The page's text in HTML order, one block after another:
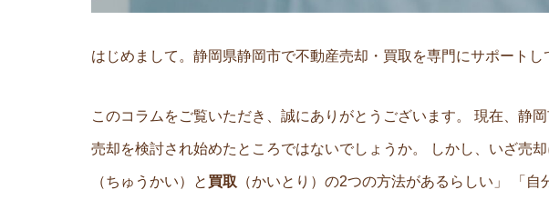
はじめまして。静岡県静岡市で不動産売却・買取を専門にサポート
このコラムをご覧いただき、誠にありがとうございます。 現在、静
売却を検討され始めたところではないでしょうか。 しかし、いざ売
（ちゅうかい）と 買取 （かいとり）の2つの方法があるらしい」 「自